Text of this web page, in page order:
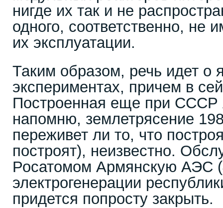
нигде их так и не
одного, соответственно, не
их эксплуатации.
Таким образом, речь идет о
экспериментах, причем в
Построенная еще при
напомню, землетрясение
переживет ли то, что
построят), неизвестно.
Росатомом Армянскую АЭС
электрогенерации
придется попросту закрыть.